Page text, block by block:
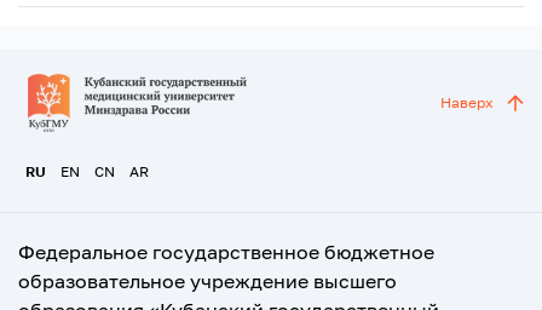
RU EN CN AR
Наверх
Федеральное государственное бюджетное
образовательное учреждение высшего